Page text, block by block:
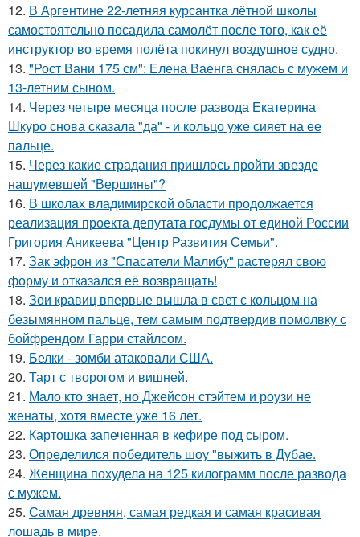
12. В Аргентине 22-летняя курсантка лётной школы
самостоятельно посадила самолёт после того, как её
инструктор во время полёта покинул воздушное судно.
13. "Рост Вани 175 см": Елена Ваенга снялась с мужем и
13-летним сыном.
14. Через четыре месяца после развода Екатерина
Шкуро снова сказала "да" - и кольцо уже сияет на ее
пальце.
15. Через какие страдания пришлось пройти звезде
нашумевшей "Вершины"?
16. В школах владимирской области продолжается
реализация проекта депутата госдумы от единой России
Григория Аникеева "Центр Развития Семьи".
17. Зак эфрон из "Спасатели Малибу" растерял свою
форму и отказался её возвращать!
18. Зои кравиц впервые вышла в свет с кольцом на
безымянном пальце, тем самым подтвердив помолвку с
бойфрендом Гарри стайлсом.
19. Белки - зомби атаковали США.
20. Тарт с творогом и вишней.
21. Мало кто знает, но Джейсон стэйтем и роузи не
женаты, хотя вместе уже 16 лет.
22. Картошка запеченная в кефире под сыром.
23. Определился победитель шоу "выжить в Дубае.
24. Женщина похудела на 125 килограмм после развода
с мужем.
25. Самая древняя, самая редкая и самая красивая
лошадь в мире.